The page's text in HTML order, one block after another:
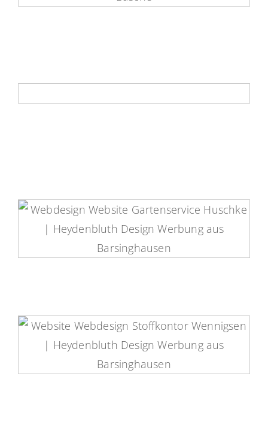
Das könnte Ihre Website werden
Gartenservice Huschke Website
Stoffkontor Wennigsen Website